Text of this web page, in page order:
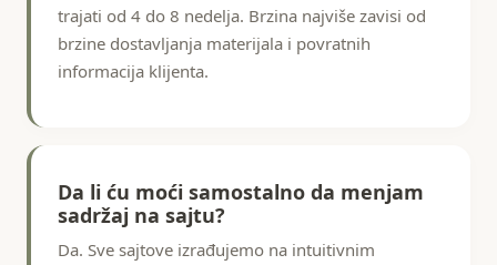
trajati od 4 do 8 nedelja. Brzina najviše zavisi od
brzine dostavljanja materijala i povratnih
informacija klijenta.
Da li ću moći samostalno da menjam
sadržaj na sajtu?
Da. Sve sajtove izrađujemo na intuitivnim